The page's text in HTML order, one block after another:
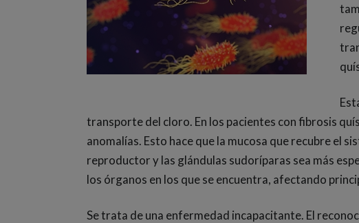
transporte del cloro. En los pacientes con fibrosis
anomalías. Esto hace que la mucosa que recubre el
reproductor y las glándulas sudoríparas sea más
los órganos en los que se encuentra, afectando
Se trata de una enfermedad incapacitante. El